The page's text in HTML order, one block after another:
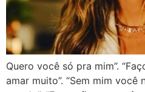
Quero você só pra mim”.
amar muito”. “Sem mim você